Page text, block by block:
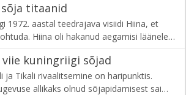
Stalingradis.
sõja titaanid
1972. aastal teedrajava visiidi Hiina, et
Hiina oli hakanud aegamisi läänele
samas kui nende partnerlus sovettidega oli
olnud.
viie kuningriigi sõjad
ja Tikali rivaalitsemine on haripunktis.
allikaks olnud sõjapidamisest sai